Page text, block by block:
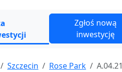
Zgłoś nową
inwestycję
Szczecin Rose Park A.04.21